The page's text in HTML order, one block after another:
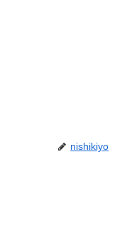
nishikiyo